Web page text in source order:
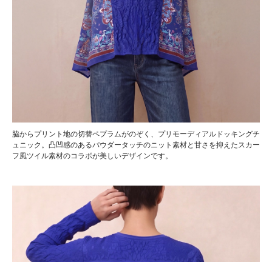
脇からプリント地の切替ペプラムがのぞく、プリモーディアルドッキングチ
ュニック。凸凹感のあるパウダータッチのニット素材と甘さを抑えたスカー
フ風ツイル素材のコラボが美しいデザインです。